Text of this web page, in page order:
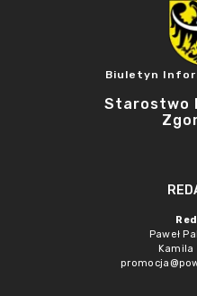
Biuletyn
Starostwo
Paweł
Kamila